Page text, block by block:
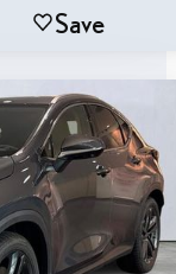
Save